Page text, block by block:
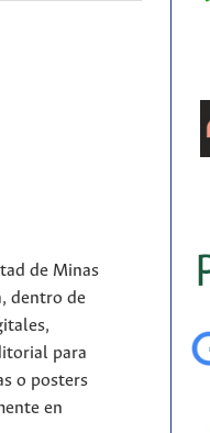
de Minas
dentro de
para
o posters
en